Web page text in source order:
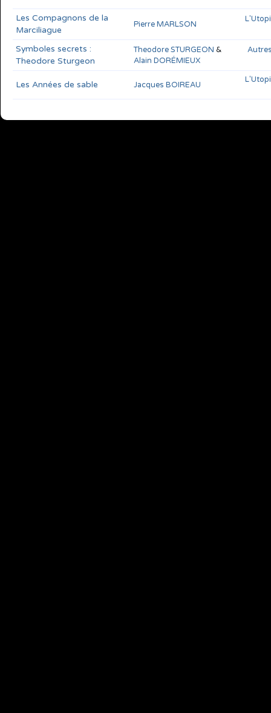
Les Compagnons de la
Marciliague
Pierre MARLSON
Symboles secrets :
Theodore Sturgeon
Theodore STURGEON &
Alain DORÉMIEUX
Les Années de sable Jacques BOIREAU